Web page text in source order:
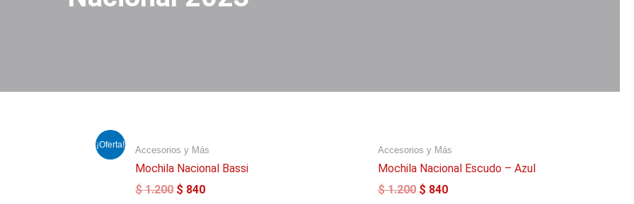
¡Oferta! Accesorios y Más
Mochila Nacional Bassi
$1.200
precio
original
era:
$ 1.200.
$ 840
precio
actual
es:
$ 840.
Accesorios y Más
Mochila Nacional Escudo – Azul
$1.200
precio
original
era:
$ 1.200.
$ 840
precio
actual
es:
$ 840.